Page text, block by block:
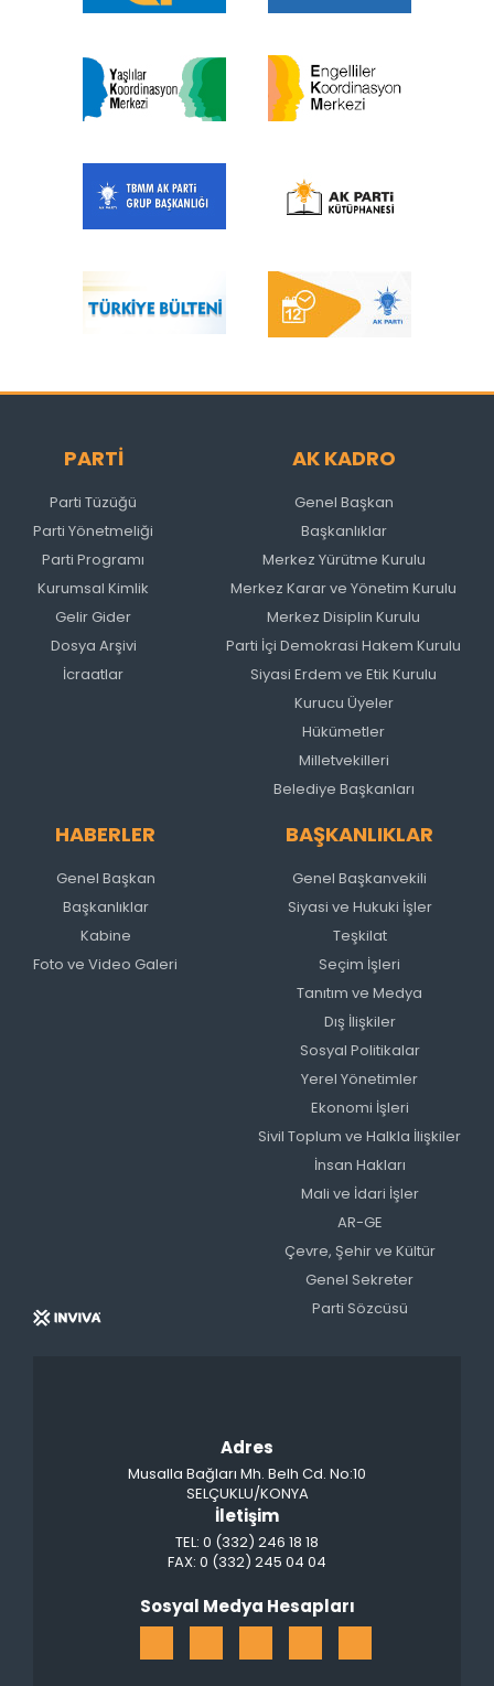
PARTİ
Parti Tüzüğü
Parti Yönetmeliği
Parti Programı
Kurumsal Kimlik
Gelir Gider
Dosya Arşivi
İcraatlar
AK KADRO
Genel Başkan
Başkanlıklar
Merkez Yürütme Kurulu
Merkez Karar ve Yönetim Kurulu
Merkez Disiplin Kurulu
Parti İçi Demokrasi Hakem Kurulu
Siyasi Erdem ve Etik Kurulu
Kurucu Üyeler
Hükümetler
Milletvekilleri
Belediye Başkanları
HABERLER
Genel Başkan
Başkanlıklar
Kabine
Foto ve Video Galeri
BAŞKANLIKLAR
Genel Başkanvekili
Siyasi ve Hukuki İşler
Teşkilat
Seçim İşleri
Tanıtım ve Medya
Dış İlişkiler
Sosyal Politikalar
Yerel Yönetimler
Ekonomi İşleri
Sivil Toplum ve Halkla İlişkiler
İnsan Hakları
Mali ve İdari İşler
AR-GE
Çevre, Şehir ve Kültür
Genel Sekreter
Parti Sözcüsü
Adres
Musalla Bağları Mh. Belh Cd. No:10
SELÇUKLU/KONYA
İletişim
TEL: 0 (332) 246 18 18
FAX: 0 (332) 245 04 04
Sosyal Medya Hesapları